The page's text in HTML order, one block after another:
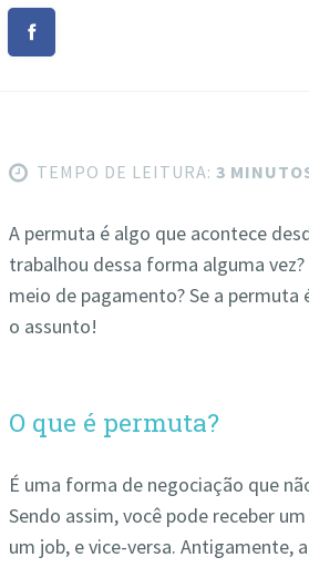
TEMPO DE LEITURA: 3
A permuta é algo que acontece
trabalhou dessa forma alguma
meio de pagamento? Se a permuta
o assunto!
O que é permuta?
É uma forma de negociação que
Sendo assim, você pode receber
um job, e vice-versa. Antigamente,